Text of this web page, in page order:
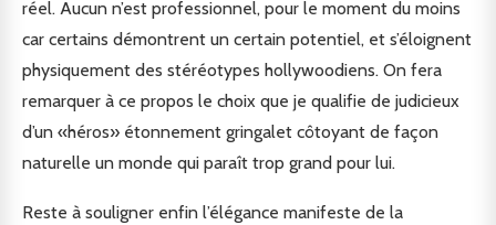
réel. Aucun n’est professionnel, pour le moment du moins
car certains démontrent un certain potentiel, et s’éloignent
physiquement des stéréotypes hollywoodiens. On fera
remarquer à ce propos le choix que je qualifie de judicieux
d’un «héros» étonnement gringalet côtoyant de façon
naturelle un monde qui paraît trop grand pour lui.
Reste à souligner enfin l’élégance manifeste de la